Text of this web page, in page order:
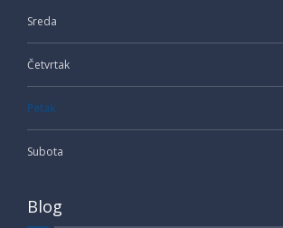
Sreda
Četvrtak
Petak
Subota
Blog